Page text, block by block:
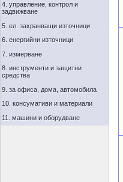
4. управление, контрол и
задвижване
5. ел. захранващи източници
6. енергийни източници
7. измерване
8. инструменти и защитни
средства
9. за офиса, дома, автомобила
10. консумативи и материали
11. машини и оборудване